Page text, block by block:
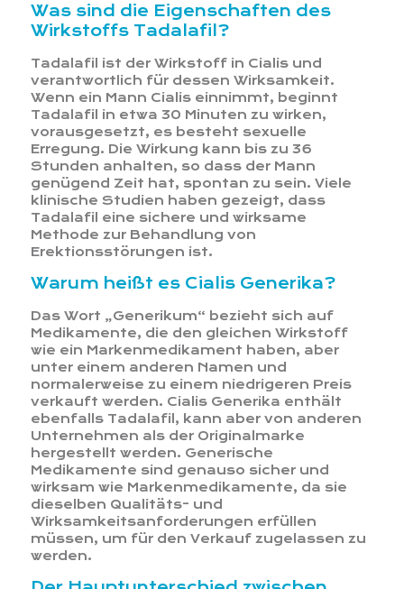
Was sind die Eigenschaften des
Wirkstoffs Tadalafil?
Tadalafil ist der Wirkstoff in Cialis und
verantwortlich für dessen Wirksamkeit.
Wenn ein Mann Cialis einnimmt, beginnt
Tadalafil in etwa 30 Minuten zu wirken,
vorausgesetzt, es besteht sexuelle
Erregung. Die Wirkung kann bis zu 36
Stunden anhalten, so dass der Mann
genügend Zeit hat, spontan zu sein. Viele
klinische Studien haben gezeigt, dass
Tadalafil eine sichere und wirksame
Methode zur Behandlung von
Erektionsstörungen ist.
Warum heißt es Cialis Generika?
Das Wort „Generikum“ bezieht sich auf
Medikamente, die den gleichen Wirkstoff
wie ein Markenmedikament haben, aber
unter einem anderen Namen und
normalerweise zu einem niedrigeren Preis
verkauft werden. Cialis Generika enthält
ebenfalls Tadalafil, kann aber von anderen
Unternehmen als der Originalmarke
hergestellt werden. Generische
Medikamente sind genauso sicher und
wirksam wie Markenmedikamente, da sie
dieselben Qualitäts- und
Wirksamkeitsanforderungen erfüllen
müssen, um für den Verkauf zugelassen zu
werden.